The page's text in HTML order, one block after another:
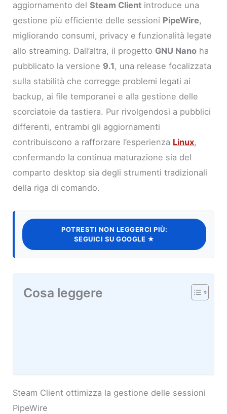
aggiornamento delSteam Client introduce una
gestione più efficiente delle sessioni PipeWire,
migliorando consumi, privacy e funzionalità legate
allo streaming. Dall’altra, il progetto GNU Nano ha
pubblicato la versione 9.1, una release focalizzata
sulla stabilità che corregge problemi legati ai
backup, ai file temporanei e alla gestione delle
scorciatoie da tastiera. Pur rivolgendosi a pubblici
differenti, entrambi gli aggiornamenti
contribuiscono a rafforzare l’esperienza Linux,
confermando la continua maturazione sia del
comparto desktop sia degli strumenti tradizionali
della riga di comando.
POTRESTI NON LEGGERCI PIÙ:
SEGUICI SU GOOGLE ★
Cosa leggere
Steam Client ottimizza la gestione delle sessioni
PipeWire